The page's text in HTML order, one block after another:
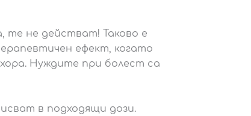
те не действат! Таково е
ефект, когато
Нуждите при болест са
в подходящи дози.